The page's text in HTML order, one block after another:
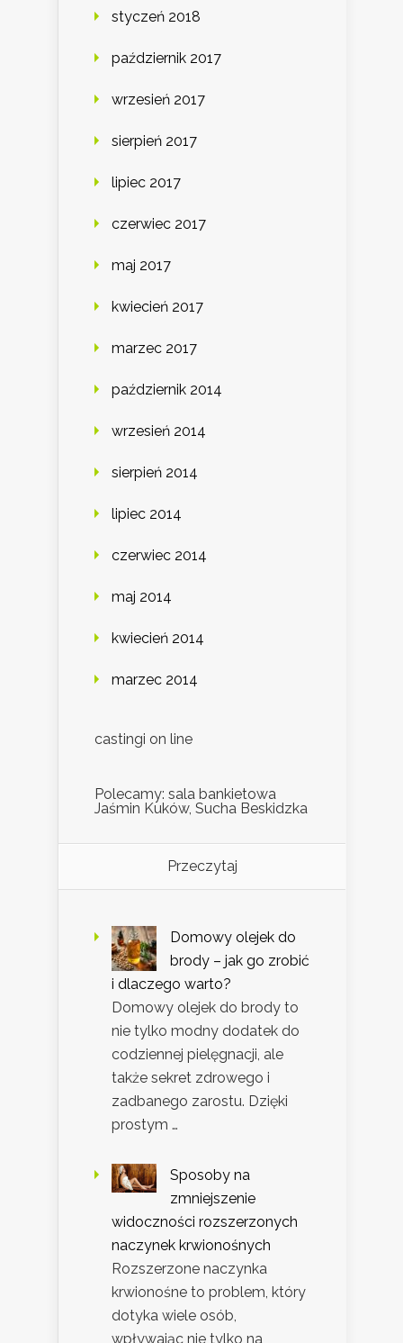
styczeń 2018
październik 2017
wrzesień 2017
sierpień 2017
lipiec 2017
czerwiec 2017
maj 2017
kwiecień 2017
marzec 2017
październik 2014
wrzesień 2014
sierpień 2014
lipiec 2014
czerwiec 2014
maj 2014
kwiecień 2014
marzec 2014
castingi on line
Polecamy: sala bankietowa
Jaśmin Kuków, Sucha Beskidzka
Przeczytaj
Domowy olejek do
brody – jak go zrobić
i dlaczego warto?
Domowy olejek do brody to
nie tylko modny dodatek do
codziennej pielęgnacji, ale
także sekret zdrowego i
zadbanego zarostu. Dzięki
prostym …
Sposoby na
zmniejszenie
widoczności rozszerzonych
naczynek krwionośnych
Rozszerzone naczynka
krwionośne to problem, który
dotyka wiele osób,
wpływając nie tylko na